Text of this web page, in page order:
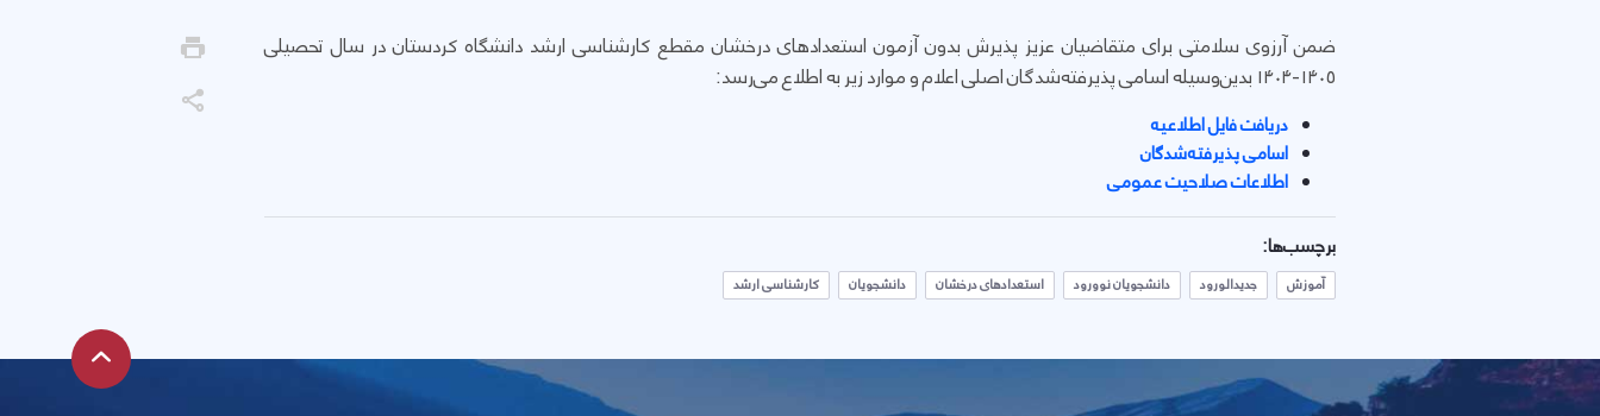
ضمن آرزوی سلامتی برای متقاضیان عزیز پذیرش بدون آزمون استعدادهای درخشان مقطع کارشناسی ارشد دانشگاه کردستان در سال تحصیلی
۱۴۰۵-۱۴۰۴ بدین‌وسیله اسامی پذیرفته‌شدگان اصلی اعلام و موارد زیر به اطلاع می‌رسد:
دریافت فایل اطلاعیه
اسامی پذیرفته‌شدگان
اطلاعات صلاحیت عمومی
برچسب‌ها:
آموزش جدیدالورود دانشجویان نوورود استعدادهای درخشان دانشجویان کارشناسی ارشد